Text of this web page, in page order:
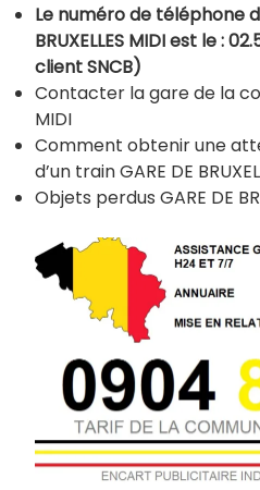
Le numéro de téléphone
BRUXELLES MIDI est le :
client SNCB)
Contacter la gare de la
MIDI
Comment obtenir une
d’un train GARE DE
Objets perdus GARE DE